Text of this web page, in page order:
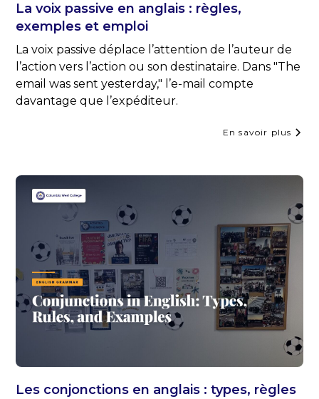
La voix passive en anglais : règles,
exemples et emploi
La voix passive déplace l’attention de l’auteur de
l’action vers l’action ou son destinataire. Dans "The
email was sent yesterday," l’e-mail compte
davantage que l’expéditeur.
En savoir plus
Les conjonctions en anglais : types, règles